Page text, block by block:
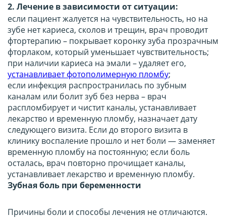
2. Лечение в зависимости от ситуации:
если пациент жалуется на чувствительность, но на
зубе нет кариеса, сколов и трещин, врач проводит
фтортерапию – покрывает коронку зуба прозрачным
фторлаком, который уменьшает чувствительность;
при наличии кариеса на эмали – удаляет его,
устанавливает фотополимерную пломбу;
если инфекция распространилась по зубным
каналам или болит зуб без нерва – врач
распломбирует и чистит каналы, устанавливает
лекарство и временную пломбу, назначает дату
следующего визита. Если до второго визита в
клинику воспаление прошло и нет боли — заменяет
временную пломбу на постоянную; если боль
осталась, врач повторно прочищает каналы,
устанавливает лекарство и временную пломбу.
Зубная боль при беременности
Причины боли и способы лечения не отличаются.